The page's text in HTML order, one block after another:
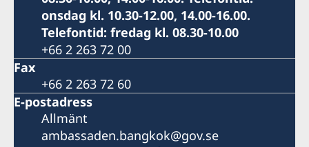
onsdag kl. 10.30-12.00, 14.00-16.00.
Telefontid: fredag kl. 08.30-10.00
+66 2 263 72 00
Fax
+66 2 263 72 60
E-postadress
Allmänt
ambassaden.bangkok@gov.se